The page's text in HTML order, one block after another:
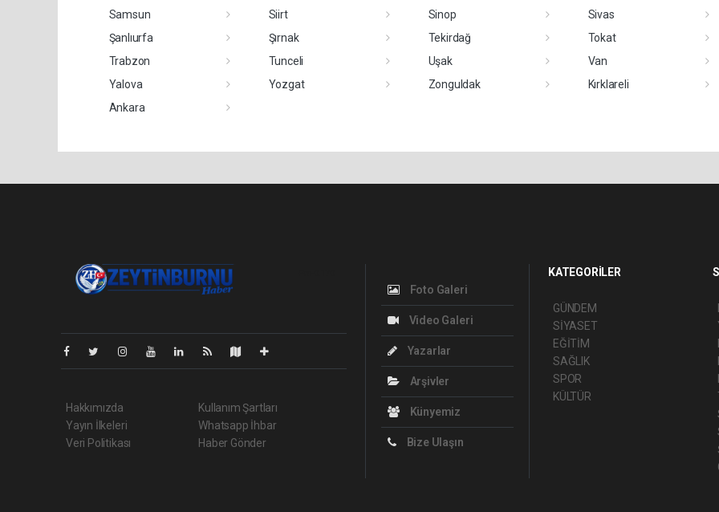
Samsun
Siirt Sinop
Sivas
Şanlıurfa
Şırnak Tekirdağ
Tokat
Trabzon
Tunceli Uşak
Van
Yalova
Yozgat Zonguldak
Kırklareli
Ankara
Hakkımızda
Yayın İlkeleri
Veri Politikası
Kullanım Şartları
Whatsapp İhbar
Haber Gönder
Foto Galeri
Video Galeri
Yazarlar
Arşivler
Künyemiz
Bize Ulaşın
KATEGORİLER
GÜNDEM
SİYASET
EĞİTİM
SAĞLIK
SPOR
KÜLTÜR